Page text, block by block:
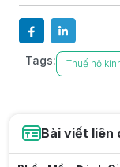
Tags: Thuế hộ
Bài viết liên